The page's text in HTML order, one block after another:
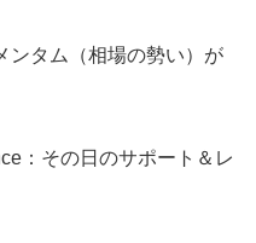
タム（相場の勢い）が
：その日のサポート＆レ